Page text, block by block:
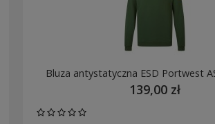
Bluza antystatyczna ESD Portwest
139,00 zł